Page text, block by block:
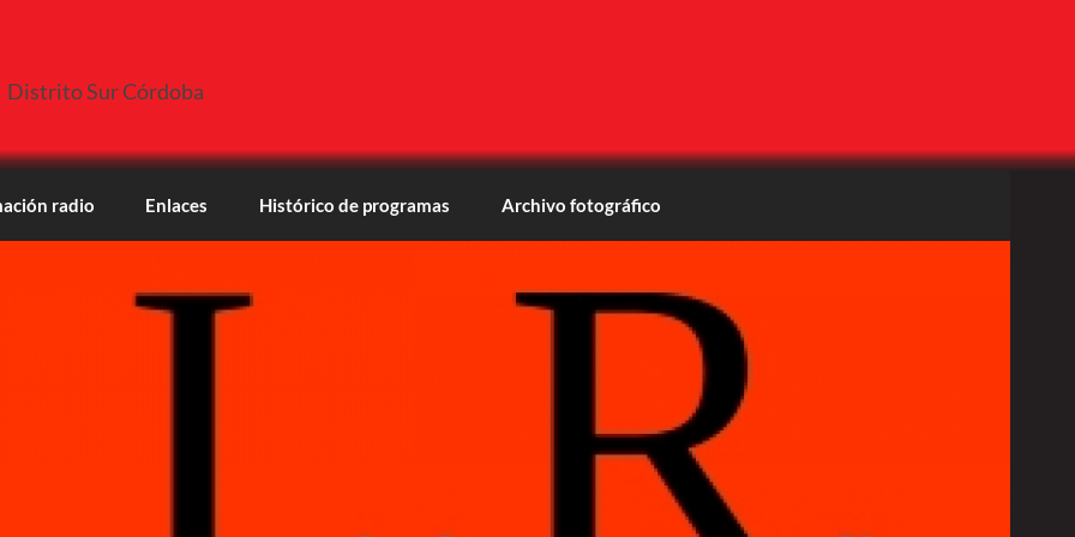
Distrito Sur Córdoba
radio Enlaces Histórico de programas Archivo fotográfico